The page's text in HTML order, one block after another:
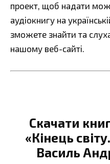
проект, щоб надати
аудіокнигу на
зможете знайти та
нашому веб-сайті.
Скачати
«Кінець
Василь